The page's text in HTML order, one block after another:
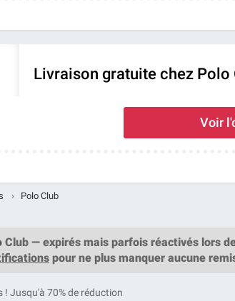
Livraison gratuite chez Polo
Voir
› Polo Club
Club — expirés mais parfois réactivés lors
pour ne plus manquer aucune
! Jusqu'à 70% de réduction